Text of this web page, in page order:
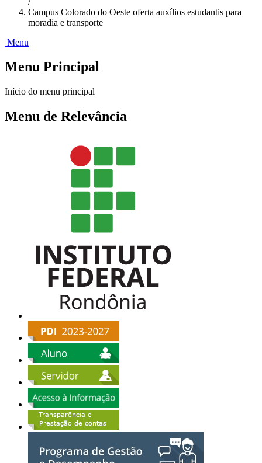
Campus Colorado do Oeste oferta auxílios estudantis para
moradia e transporte
Menu
Menu Principal
Início do menu principal
Menu de Relevância